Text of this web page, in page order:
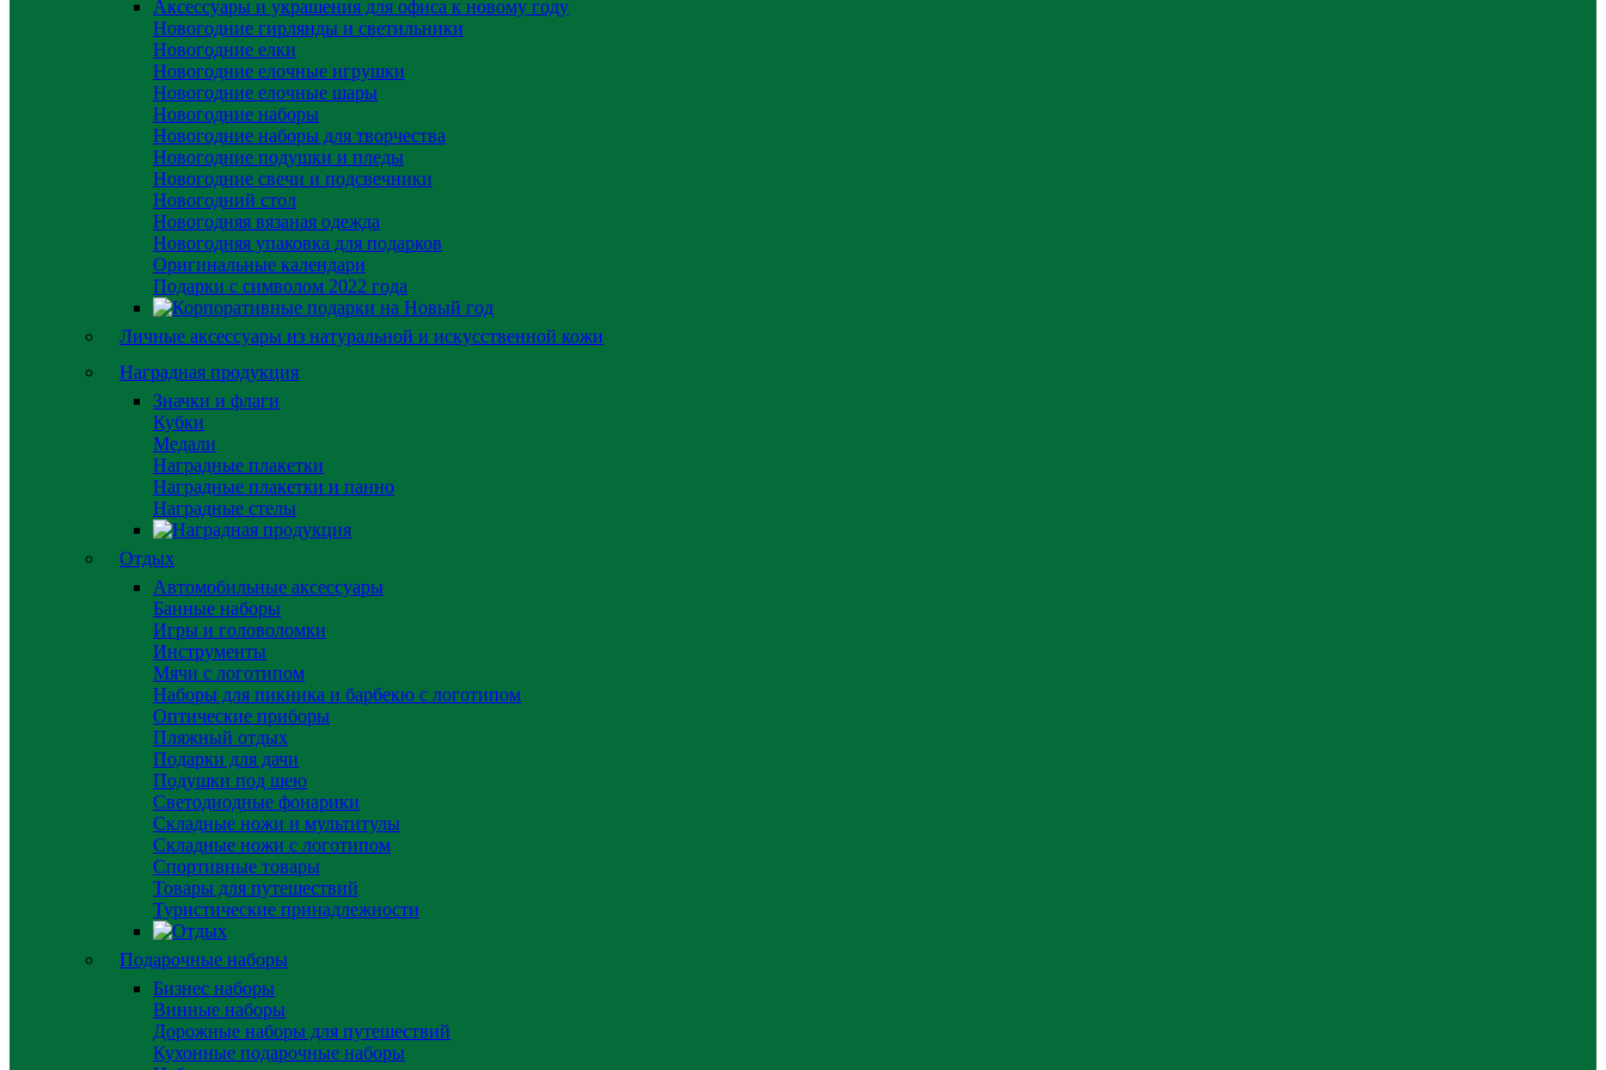
Аксессуары и украшения для офиса к новому году
Новогодние гирлянды и светильники
Новогодние елки
Новогодние елочные игрушки
Новогодние елочные шары
Новогодние наборы
Новогодние наборы для творчества
Новогодние подушки и пледы
Новогодние свечи и подсвечники
Новогодний стол
Новогодняя вязаная одежда
Новогодняя упаковка для подарков
Оригинальные календари
Подарки с символом 2022 года
Личные аксессуары из натуральной и искусственной кожи
Наградная продукция
Значки и флаги
Кубки
Медали
Наградные плакетки
Наградные плакетки и панно
Наградные стелы
Отдых
Автомобильные аксессуары
Банные наборы
Игры и головоломки
Инструменты
Мячи с логотипом
Наборы для пикника и барбекю с логотипом
Оптические приборы
Пляжный отдых
Подарки для дачи
Подушки под шею
Светодиодные фонарики
Складные ножи и мультитулы
Складные ножи с логотипом
Спортивные товары
Товары для путешествий
Туристические принадлежности
Подарочные наборы
Бизнес наборы
Винные наборы
Дорожные наборы для путешествий
Кухонные подарочные наборы